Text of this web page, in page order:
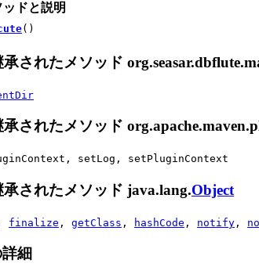
ッドと説明
()
されたメソッド org.seasar.dbflute
されたメソッド
setLog, setPluginContext
されたメソッド java.lang.Object
finalize , getClass , hashCode , notify ,
細